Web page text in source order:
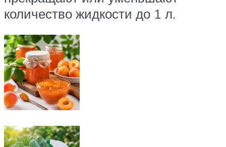
количество жидкости до 1 л.